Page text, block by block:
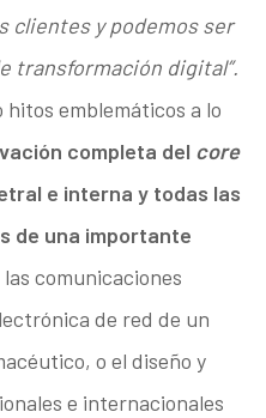
clientes y podemos ser
transformación digital”.
hitos emblemáticos a lo
completa del core
e interna y todas las
de una importante
las comunicaciones
de red de un
o el diseño y
e internacionales